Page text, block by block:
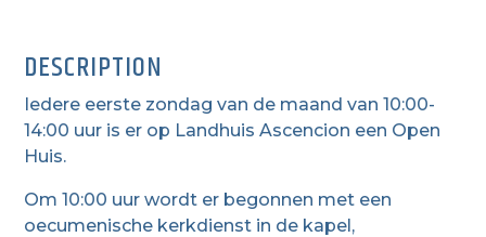
DESCRIPTION
Iedere eerste zondag van de maand van 10:00-
14:00 uur is er op Landhuis Ascencion een Open
Huis.
Om 10:00 uur wordt er begonnen met een
oecumenische kerkdienst in de kapel,